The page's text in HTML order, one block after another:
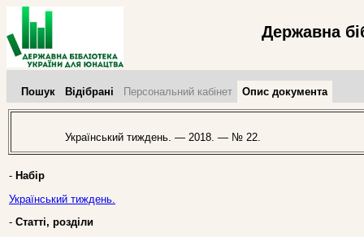
Державна
Пошук Відібрані Персональний кабінет Опис документа
Український тиждень. — 2018. — № 22.
- Набір
Український тиждень.
- Статті, розділи